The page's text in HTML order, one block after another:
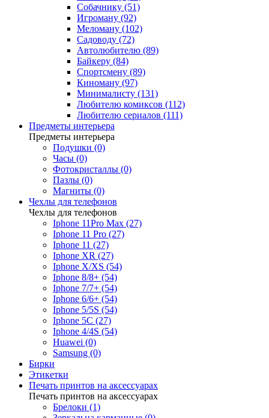
Собачнику (51)
Игроману (92)
Меломану (102)
Садоводу (72)
Автолюбителю (89)
Байкеру (84)
Спортсмену (89)
Киноману (97)
Минималисту (131)
Любителю комиксов (112)
Любителю сериалов (111)
Предметы интерьера
Предметы интерьера
Подушки (0)
Часы (0)
Фотокристаллы (0)
Пазлы (0)
Магниты (0)
Чехлы для телефонов
Чехлы для телефонов
Iphone 11Pro Max (27)
Iphone 11 Pro (27)
Iphone 11 (27)
Iphone XR (27)
Iphone X/XS (54)
Iphone 8/8+ (54)
Iphone 7/7+ (54)
Iphone 6/6+ (54)
Iphone 5/5S (54)
Iphone 5C (27)
Iphone 4/4S (54)
Huawei (0)
Samsung (0)
Бирки
Этикетки
Печать принтов на аксессуарах
Печать принтов на аксессуарах
Брелоки (1)